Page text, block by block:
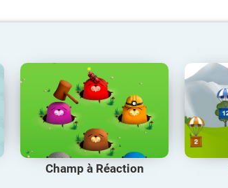
Champ à Réaction